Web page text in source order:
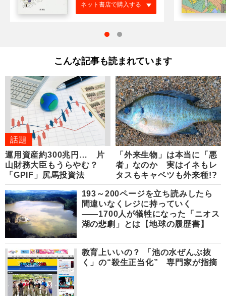
ネット書店で購入する
こんな記事も読まれています
話題
運用資産約300兆円… 片
山財務大臣もうらやむ？
「GPIF」尻馬投資法
「外来生物」は本当に「悪
者」なのか 実はイネもレ
タスもキャベツも外来種!?
193～200ページを立ち読みしたら
間違いなくレジに持っていく
――1700人が犠牲になった「ニオス
湖の悲劇」とは【地球の履歴書】
教育上いいの？ 「池の水ぜんぶ抜
く」の“殺生正当化” 専門家が指摘